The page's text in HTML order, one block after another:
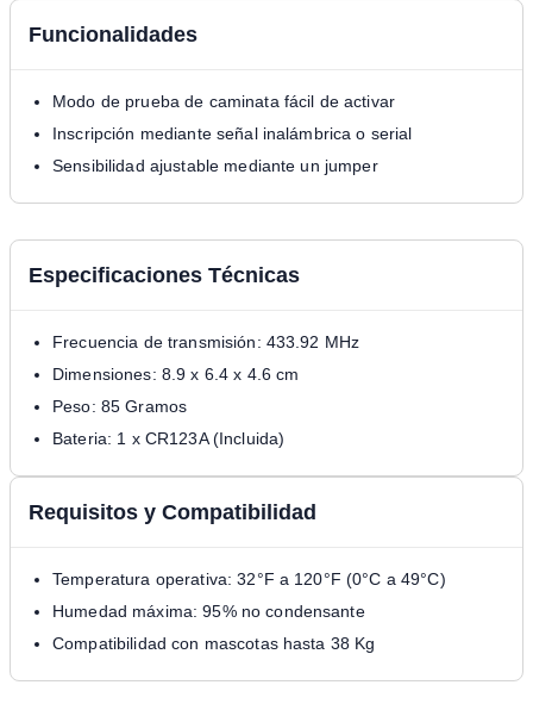
Funcionalidades
Modo de prueba de caminata fácil de activar
Inscripción mediante señal inalámbrica o serial
Sensibilidad ajustable mediante un jumper
Especificaciones Técnicas
Frecuencia de transmisión: 433.92 MHz
Dimensiones: 8.9 x 6.4 x 4.6 cm
Peso: 85 Gramos
Bateria: 1 x CR123A (Incluida)
Requisitos y Compatibilidad
Temperatura operativa: 32°F a 120°F (0°C a 49°C)
Humedad máxima: 95% no condensante
Compatibilidad con mascotas hasta 38 Kg